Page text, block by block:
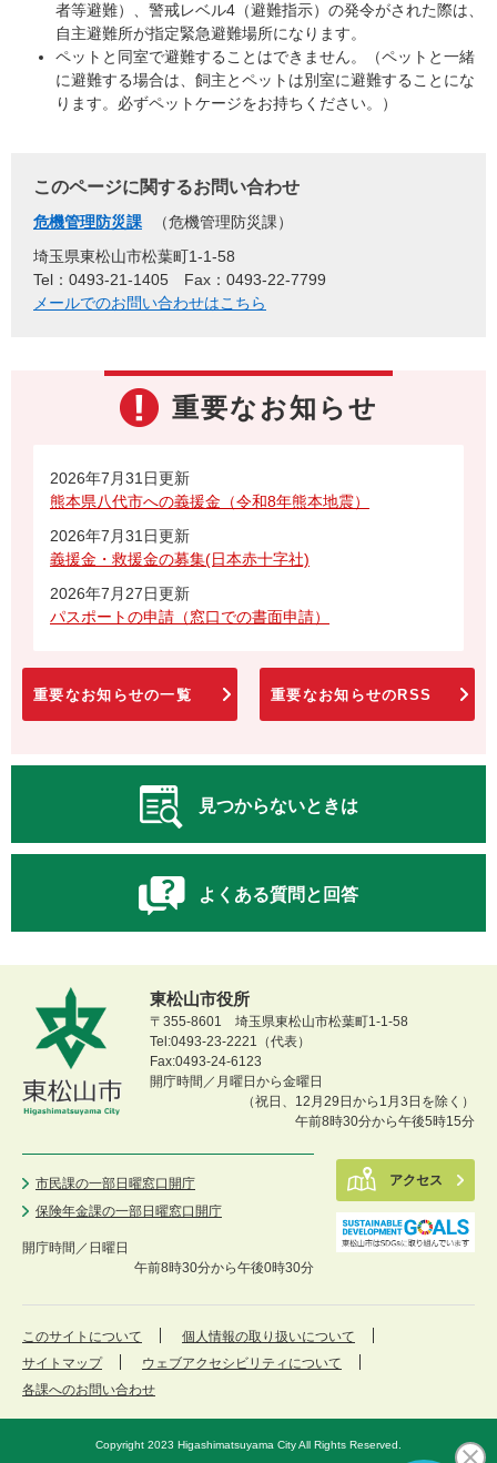
者等避難）、警戒レベル4（避難指示）の発令がされた際は、
自主避難所が指定緊急避難場所になります。
ペットと同室で避難することはできません。（ペットと一緒
に避難する場合は、飼主とペットは別室に避難することにな
ります。必ずペットケージをお持ちください。）
このページに関するお問い合わせ
危機管理防災課
危機管理防災課
埼玉県東松山市松葉町1-1-58
Tel：0493-21-1405
Fax：0493-22-7799
メールでのお問い合わせはこちら
重要なお知らせ
2026年7月31日更新
熊本県八代市への義援金（令和8年熊本地震）
2026年7月31日更新
義援金・救援金の募集(日本赤十字社)
2026年7月27日更新
パスポートの申請（窓口での書面申請）
重要なお知らせの一覧 重要なお知らせのRSS
見つからないときは
よくある質問と回答
東松山市役所
〒355-8601 埼玉県東松山市松葉町1-1-58
Tel:0493-23-2221（代表）
Fax:0493-24-6123
開庁時間／月曜日から金曜日
（祝日、12月29日から1月3日を除く）
午前8時30分から午後5時15分
市民課の一部日曜窓口開庁
保険年金課の一部日曜窓口開庁
開庁時間／ 日曜日
午前8時30分から午後0時30分
アクセス
このサイトについて
個人情報の取り扱いについて
サイトマップ
ウェブアクセシビリティについて
各課へのお問い合わせ
Copyright 2023 Higashimatsuyama City All Rights Reserved.